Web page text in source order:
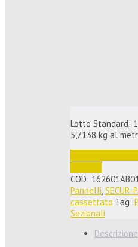
Lotto Standard:
5,7138 kg al
COD:
Pannelli,SECUR-
cassettato Tag:
Sezionali
Descrizione